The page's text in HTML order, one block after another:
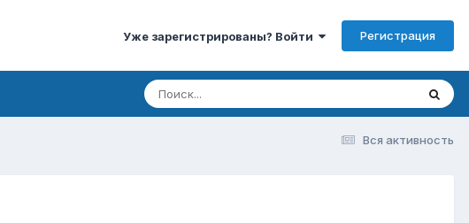
Уже зарегистрированы? Войти Регистрация
Вся активность